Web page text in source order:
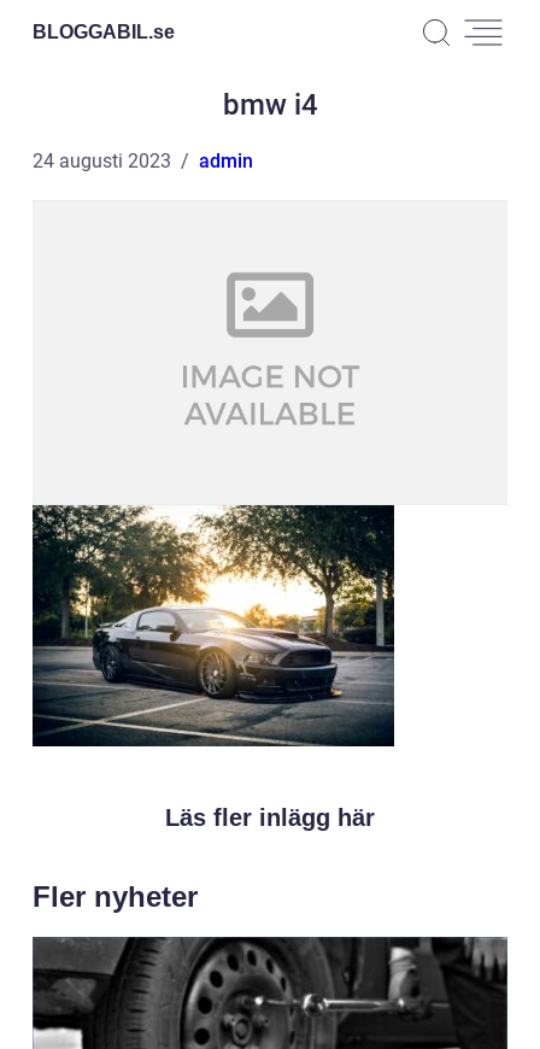
BLOGGABIL.se
bmw i4
24 augusti 2023 admin
Läs fler inlägg här
Fler nyheter